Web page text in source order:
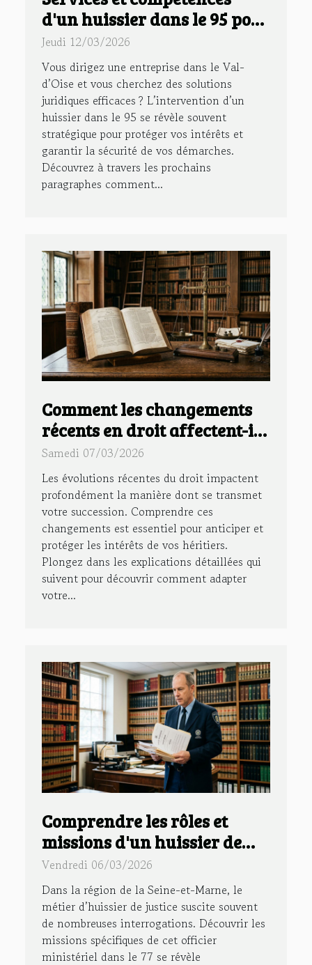
d'un huissier dans le 95 pour
votre entreprise
Jeudi 12/03/2026
Vous dirigez une entreprise dans le Val-
d’Oise et vous cherchez des solutions
juridiques efficaces ? L’intervention d’un
huissier dans le 95 se révèle souvent
stratégique pour protéger vos intérêts et
garantir la sécurité de vos démarches.
Découvrez à travers les prochains
paragraphes comment...
Comment les changements
récents en droit affectent-ils
votre succession ?
Samedi 07/03/2026
Les évolutions récentes du droit impactent
profondément la manière dont se transmet
votre succession. Comprendre ces
changements est essentiel pour anticiper et
protéger les intérêts de vos héritiers.
Plongez dans les explications détaillées qui
suivent pour découvrir comment adapter
votre...
Comprendre les rôles et
missions d'un huissier de
justice dans le 77
Vendredi 06/03/2026
Dans la région de la Seine-et-Marne, le
métier d’huissier de justice suscite souvent
de nombreuses interrogations. Découvrir les
missions spécifiques de cet officier
ministériel dans le 77 se révèle